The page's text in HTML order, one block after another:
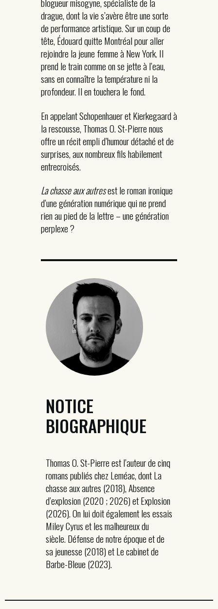
blogueur misogyne, spécialiste de la
drague, dont la vie s’avère être une sorte
de performance artistique. Sur un coup de
tête, Édouard quitte Montréal pour aller
rejoindre la jeune femme à New York. Il
prend le train comme on se jette à l’eau,
sans en connaître la température ni la
profondeur. Il en touchera le fond.
En appelant Schopenhauer et Kierkegaard à
la rescousse, Thomas O. St-Pierre nous
offre un récit empli d’humour détaché et de
surprises, aux nombreux fils habilement
entrecroisés.
La chasse aux autresest le roman ironique
d’une génération numérique qui ne prend
rien au pied de la lettre – une génération
perplexe ?
NOTICE
BIOGRAPHIQUE
Thomas O. St-Pierre est l’auteur de cinq
romans publiés chez Leméac, dont La
chasse aux autres (2018), Absence
d’explosion (2020 ; 2026) et Explosion
(2026). On lui doit également les essais
Miley Cyrus et les malheureux du
siècle. Défense de notre époque et de
sa jeunesse (2018) et Le cabinet de
Barbe-Bleue (2023).